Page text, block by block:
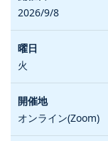
2026/9/8
火
オンライン(Zoom)